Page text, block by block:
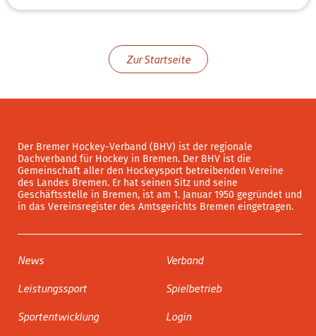
Zur Startseite
Der Bremer Hockey-Verband (BHV) ist der regionale
Dachverband für Hockey in Bremen. Der BHV ist die
Gemeinschaft aller den Hockeysport betreibenden Vereine
des Landes Bremen. Er hat seinen Sitz und seine
Geschäftsstelle in Bremen, ist am 1. Januar 1950 gegründet und
in das Vereinsregister des Amtsgerichts Bremen eingetragen.
News
Leistungssport
Sportentwicklung
Verband
Spielbetrieb
Login